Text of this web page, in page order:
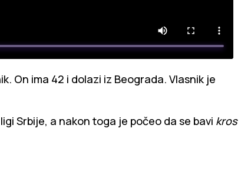
On ima 42 i dolazi iz Beograda. Vlasnik je
Srbije, a nakon toga je počeo da se bavi kros